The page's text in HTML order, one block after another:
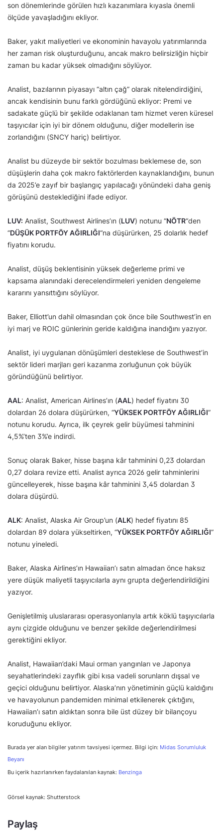
son dönemlerinde görülen hızlı kazanımlara kıyasla önemli
ölçüde yavaşladığını ekliyor.
Baker, yakıt maliyetleri ve ekonominin havayolu yatırımlarında
her zaman risk oluşturduğunu, ancak makro belirsizliğin hiçbir
zaman bu kadar yüksek olmadığını söylüyor.
Analist, bazılarının piyasayı “altın çağ” olarak nitelendirdiğini,
ancak kendisinin bunu farklı gördüğünü ekliyor: Premi ve
sadakate güçlü bir şekilde odaklanan tam hizmet veren küresel
taşıyıcılar için iyi bir dönem olduğunu, diğer modellerin ise
zorlandığını (SNCY hariç) belirtiyor.
Analist bu düzeyde bir sektör bozulması beklemese de, son
düşüşlerin daha çok makro faktörlerden kaynaklandığını, bunun
da 2025’e zayıf bir başlangıç yapılacağı yönündeki daha geniş
görüşünü desteklediğini ifade ediyor.
LUV: Analist, Southwest Airlines’ın (LUV) notunu “NÖTR“den
“DÜŞÜK PORTFÖY AĞIRLIĞI“na düşürürken, 25 dolarlık hedef
fiyatını korudu.
Analist, düşüş beklentisinin yüksek değerleme primi ve
kapsama alanındaki derecelendirmeleri yeniden dengeleme
kararını yansıttığını söylüyor.
Baker, Elliott’un dahil olmasından çok önce bile Southwest’in en
iyi marj ve ROIC günlerinin geride kaldığına inandığını yazıyor.
Analist, iyi uygulanan dönüşümleri desteklese de Southwest’in
sektör lideri marjları geri kazanma zorluğunun çok büyük
göründüğünü belirtiyor.
AAL: Analist, American Airlines’ın (AAL) hedef fiyatını 30
dolardan 26 dolara düşürürken, “YÜKSEK PORTFÖY AĞIRLIĞI”
notunu korudu. Ayrıca, ilk çeyrek gelir büyümesi tahminini
4,5%’ten 3%’e indirdi.
Sonuç olarak Baker, hisse başına kâr tahminini 0,23 dolardan
0,27 dolara revize etti. Analist ayrıca 2026 gelir tahminlerini
güncelleyerek, hisse başına kâr tahminini 3,45 dolardan 3
dolara düşürdü.
ALK: Analist, Alaska Air Group’un (ALK) hedef fiyatını 85
dolardan 89 dolara yükseltirken, “YÜKSEK PORTFÖY AĞIRLIĞI”
notunu yineledi.
Baker, Alaska Airlines’ın Hawaiian’ı satın almadan önce haksız
yere düşük maliyetli taşıyıcılarla aynı grupta değerlendirildiğini
yazıyor.
Genişletilmiş uluslararası operasyonlarıyla artık köklü taşıyıcılarla
aynı çizgide olduğunu ve benzer şekilde değerlendirilmesi
gerektiğini ekliyor.
Analist, Hawaiian’daki Maui orman yangınları ve Japonya
seyahatlerindeki zayıflık gibi kısa vadeli sorunların dışsal ve
geçici olduğunu belirtiyor. Alaska’nın yönetiminin güçlü kaldığını
ve havayolunun pandemiden minimal etkilenerek çıktığını,
Hawaiian’ı satın aldıktan sonra bile üst düzey bir bilançoyu
koruduğunu ekliyor.
Burada yer alan bilgiler yatırım tavsiyesi içermez. Bilgi için: Midas Sorumluluk
Beyanı
Bu içerik hazırlanırken faydalanılan kaynak: Benzinga
Görsel kaynak: Shutterstock
Paylaş